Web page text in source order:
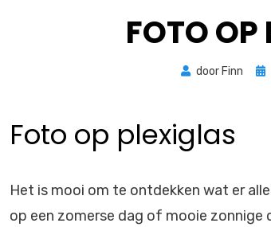
FOTO OP
door Finn
Foto op plexiglas
Het is mooi om te ontdekken wat er
op een zomerse dag of mooie